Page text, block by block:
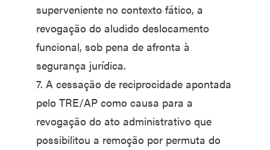
superveniente no contexto fático, a
revogação do aludido deslocamento
funcional, sob pena de afronta à
segurança jurídica.
7. A cessação de reciprocidade apontada
pelo TRE/AP como causa para a
revogação do ato administrativo que
possibilitou a remoção por permuta do